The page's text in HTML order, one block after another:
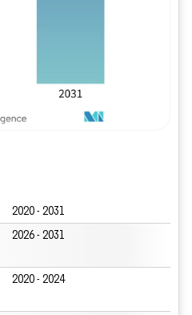
2020 - 2031
2026 - 2031
2020 - 2024